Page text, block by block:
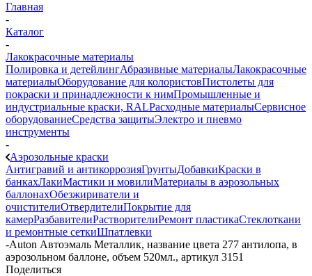
Главная
-
Каталог
-
Лакокрасочные материалы
Полировка и детейлингАбразивные материалыЛакокрасочные
материалыОборудование для колористовПистолеты для
покраски и принадлежности к нимПромышленные и
индустриальные краски, RALРасходные материалыСервисное
оборудованиеСредства защитыЭлектро и пневмо
инструменты
-
Аэрозольные краски
Антигравий и антикоррозияГрунтыДобавкиКраски в
банкахЛакиМастики и мовилиМатериалы в аэрозольных
баллонахОбезжириватели и
очистителиОтвердителиПокрытие для
камерРазбавителиРастворителиРемонт пластикаСтеклоткани
и ремонтные сеткиШпатлевки
-Auton Автоэмаль Металлик, название цвета 277 антилопа, в
аэрозольном баллоне, объем 520мл., артикул 3151
Поделиться